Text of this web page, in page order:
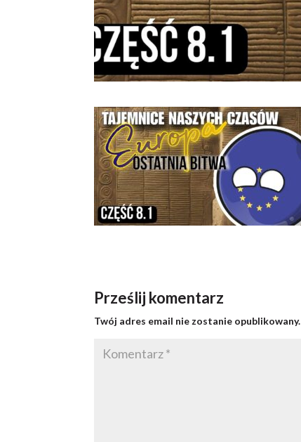
Prześlij komentarz
Twój adres email nie zostanie opublikowany.